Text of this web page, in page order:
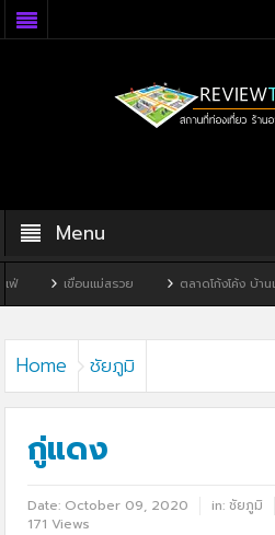
Menu
นแม่สรวย ตลาดโก้งโค้ง บ้านแสงโสม
Home ชัยภูมิ
กู่แดง
Date: October 09, 2020 in:ชัยภูมิ
171 Views